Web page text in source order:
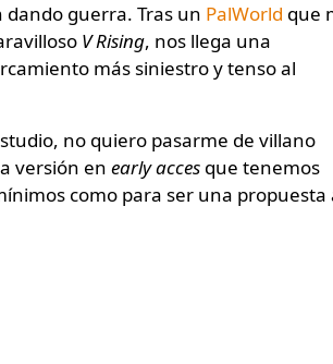
dando guerra. Tras un PalWorld que
V Rising, nos llega una
más siniestro y tenso al
no quiero pasarme de villano
versión en early acces que tenemos
como para ser una propuesta